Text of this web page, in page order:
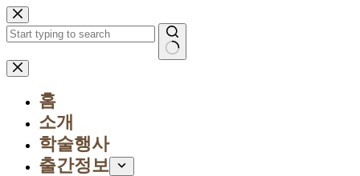
본
문
으
로
건
결
홈
소개
학술행사
출간정보